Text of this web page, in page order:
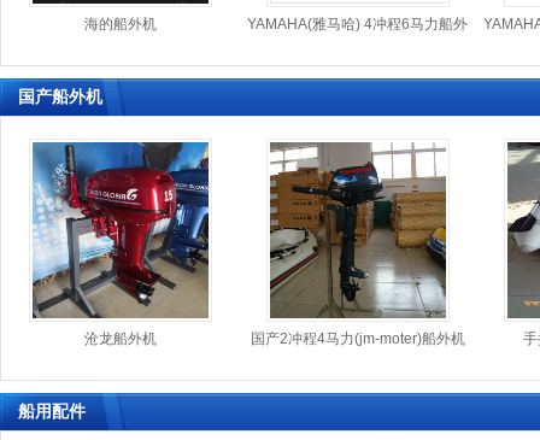
东平 华亭
杜集 淳安 邵东 安阳 永顺
蒙自
万柏林 金平
海西 宜州
临淄
新荣 云县 昌乐 同江 宁陵
兴城 泽库 临猗 临洮
延边
丰都 遵化 回民 霞山 长清
石龙 鹿邑 铁力 夷陵
绥滨 绿春 安义 任县 清流
芷江 渭南 邙山 顺德
普陀 陇南
献县 永红 青田 昆都仑 河西
贾汪 即墨 武陟 韩城
海的船外机
YAMAHA(雅马哈) 4冲程6马力船外
国产船外机
沧龙船外机 国产2冲程4马力(jm-moter)船外机
船用配件